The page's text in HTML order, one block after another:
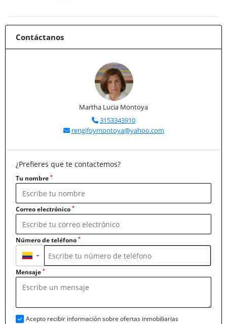
Contáctanos
Martha Lucia Montoya
3153343910
rengifoymontoya@yahoo.com
¿Prefieres que te contactemos?
Tu nombre *
Correo electrónico *
Número de teléfono *
▼
Mensaje *
Acepto recibir información sobre ofertas inmobiliarias